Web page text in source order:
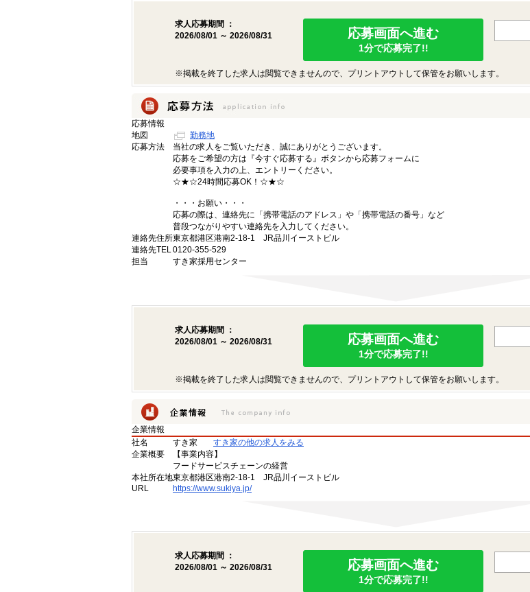
求人応募期間 ：
2026/08/01 ～ 2026/08/31
応募画面へ進む
1分で応募完了!!
※掲載を終了した求人は閲覧できませんので、プリントアウトして保管をお願いします。
応募情報
地図
勤務地
応募方法
当社の求人をご覧いただき、誠にありがとうございます。
応募をご希望の方は『今すぐ応募する』ボタンから応募フォームに
必要事項を入力の上、エントリーください。
☆★☆24時間応募OK！☆★☆
・・・お願い・・・
応募の際は、連絡先に「携帯電話のアドレス」や「携帯電話の番号」など
普段つながりやすい連絡先を入力してください。
連絡先住所東京都港区港南2-18-1 JR品川イーストビル
連絡先TEL0120-355-529
担当
すき家採用センター
求人応募期間 ：
2026/08/01 ～ 2026/08/31
応募画面へ進む
1分で応募完了!!
※掲載を終了した求人は閲覧できませんので、プリントアウトして保管をお願いします。
企業情報
社名
すき家
すき家の他の求人をみる
企業概要
【事業内容】
フードサービスチェーンの経営
本社所在地東京都港区港南2-18-1 JR品川イーストビル
URL
https://www.sukiya.jp/
求人応募期間 ：
2026/08/01 ～ 2026/08/31
応募画面へ進む
1分で応募完了!!